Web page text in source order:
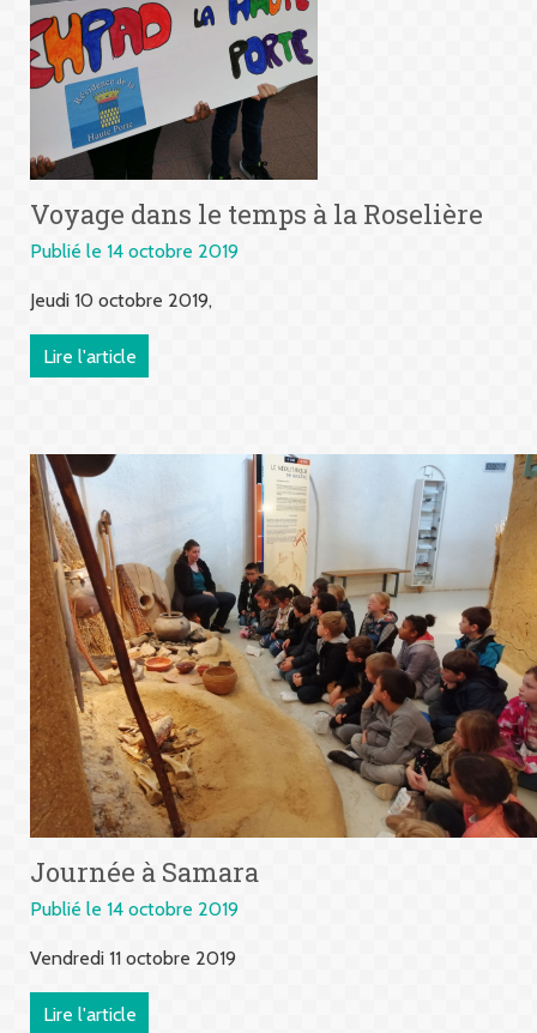
Voyage dans le temps à la Roselière
Publié le 14 octobre 2019
Jeudi 10 octobre 2019,
Lire l'article
Journée à Samara
Publié le 14 octobre 2019
Vendredi 11 octobre 2019
Lire l'article